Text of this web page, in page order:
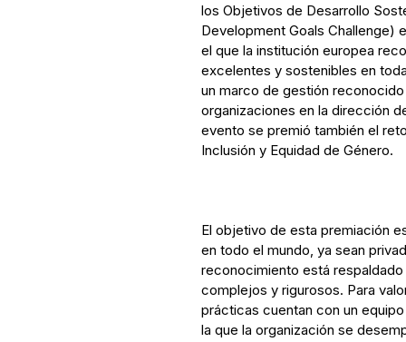
los Objetivos de Desarrollo
Development Goals Challenge)
el que la institución europea
excelentes y sostenibles en
un marco de gestión
organizaciones en la dirección
evento se premió también el
Inclusión y Equidad de Género.
El objetivo de esta premiación
en todo el mundo, ya sean
reconocimiento está
complejos y rigurosos. Para
prácticas cuentan con un
la que la organización se